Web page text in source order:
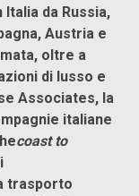
da Russia,
Austria e
oltre a
di lusso e
Associates, la
italiane
coast to
trasporto